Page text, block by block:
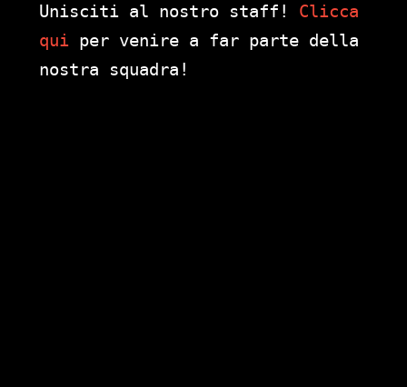
Unisciti al nostro staff! Clicca
qui per venire a far parte della
nostra squadra!